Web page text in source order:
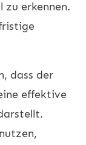
zu erkennen.
dass der
effektive